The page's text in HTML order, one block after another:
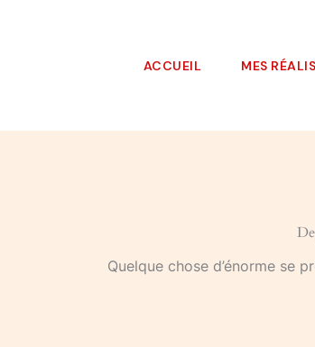
ACCUEIL MES
Quelque chose d’énorme se